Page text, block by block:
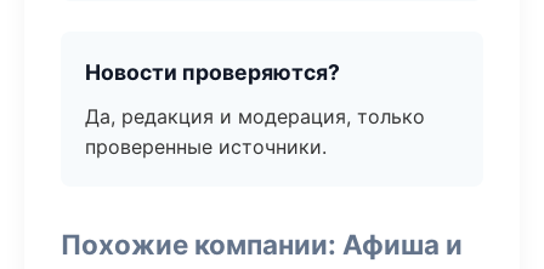
Новости проверяются?
Да, редакция и модерация, только
проверенные источники.
Похожие компании: Афиша и